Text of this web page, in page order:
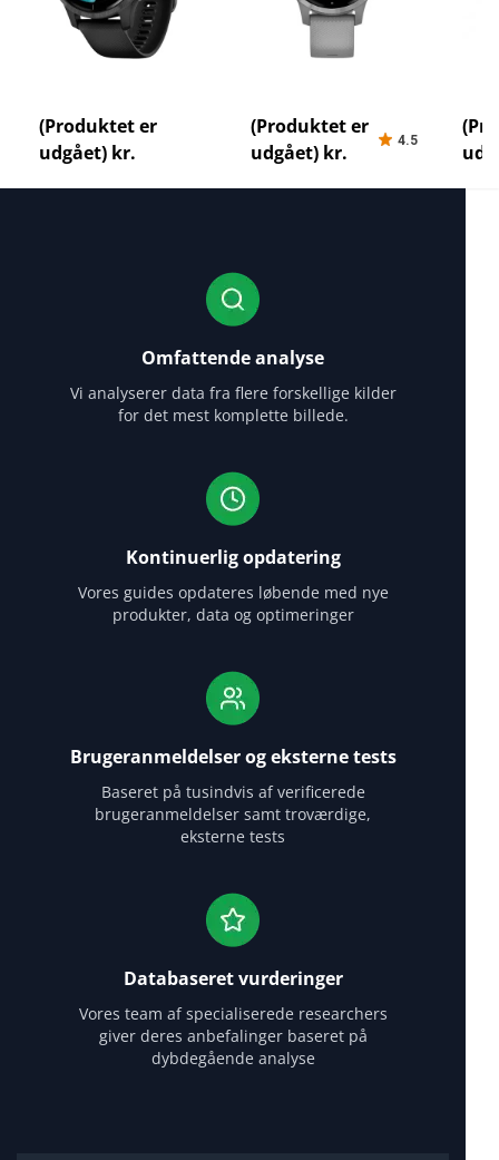
test-bedste-loebeure
(Produktet er
udgået) kr.
loebeur-test-bedste-
loebeure
(Produktet er
udgået) kr.
4.5
Omfattende analyse
Vi analyserer data fra flere forskellige kilder
for det mest komplette billede.
Kontinuerlig opdatering
Vores guides opdateres løbende med nye
produkter, data og optimeringer
Brugeranmeldelser og eksterne tests
Baseret på tusindvis af verificerede
brugeranmeldelser samt troværdige,
eksterne tests
Databaseret vurderinger
Vores team af specialiserede researchers
giver deres anbefalinger baseret på
dybdegående analyse